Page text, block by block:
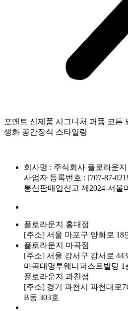
포맨트 신제품 시그니처 퍼퓸 코튼
생화 공간장식 스타일링
회사명 : 주식회사 플로라운
사업자 등록번호 : [707-87-
통신판매업신고 제2024-서울
플로라운지 홍대점
[주소] 서울 마포구 양화로 18
플로라운지 마곡점
[주소] 서울 강서구 강서로
마곡대명투웨니퍼스트빌딩 1
플로라운지 과천점
[주소] 경기 과천시 과천대로7
B동 303호